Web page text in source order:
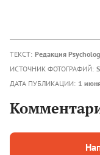
ТЕКСТ: Редакция
ИСТОЧНИК ФОТОГРАФИЙ:
ДАТА ПУБЛИКАЦИИ: 1